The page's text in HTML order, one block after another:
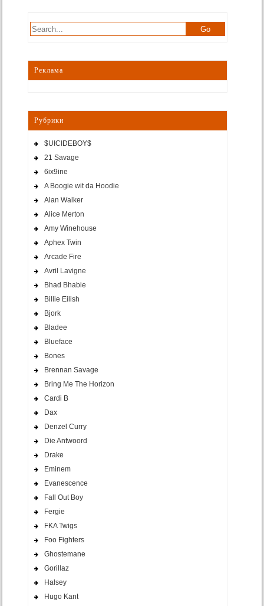
Реклама
Рубрики
$UICIDEBOY$
21 Savage
6ix9ine
A Boogie wit da Hoodie
Alan Walker
Alice Merton
Amy Winehouse
Aphex Twin
Arcade Fire
Avril Lavigne
Bhad Bhabie
Billie Eilish
Bjork
Bladee
Blueface
Bones
Brennan Savage
Bring Me The Horizon
Cardi B
Dax
Denzel Curry
Die Antwoord
Drake
Eminem
Evanescence
Fall Out Boy
Fergie
FKA Twigs
Foo Fighters
Ghostemane
Gorillaz
Halsey
Hugo Kant